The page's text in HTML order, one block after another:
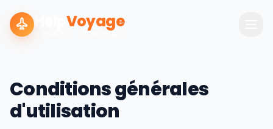
Voyage
Conditions générales
d'utilisation